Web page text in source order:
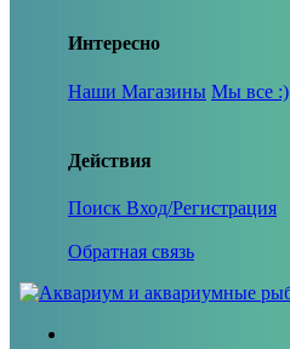
Интересно
Наши Магазины Мы все :)
Действия
Поиск Вход/Регистрация
Обратная связь